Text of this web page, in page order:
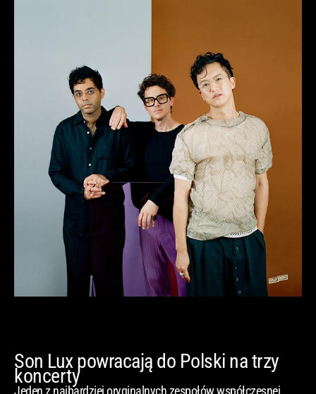
Son Lux powracają do Polski na trzy
koncerty
Jeden z najbardziej oryginalnych zespołów współczesnej